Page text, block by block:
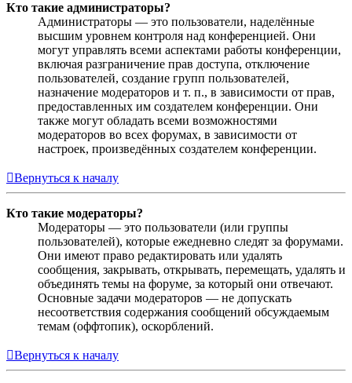
Кто такие администраторы?
Администраторы — это пользователи, наделённые
высшим уровнем контроля над конференцией. Они
могут управлять всеми аспектами работы конференции,
включая разграничение прав доступа, отключение
пользователей, создание групп пользователей,
назначение модераторов и т. п., в зависимости от прав,
предоставленных им создателем конференции. Они
также могут обладать всеми возможностями
модераторов во всех форумах, в зависимости от
настроек, произведённых создателем конференции.
Вернуться к началу
Кто такие модераторы?
Модераторы — это пользователи (или группы
пользователей), которые ежедневно следят за форумами.
Они имеют право редактировать или удалять
сообщения, закрывать, открывать, перемещать, удалять и
объединять темы на форуме, за который они отвечают.
Основные задачи модераторов — не допускать
несоответствия содержания сообщений обсуждаемым
темам (оффтопик), оскорблений.
Вернуться к началу